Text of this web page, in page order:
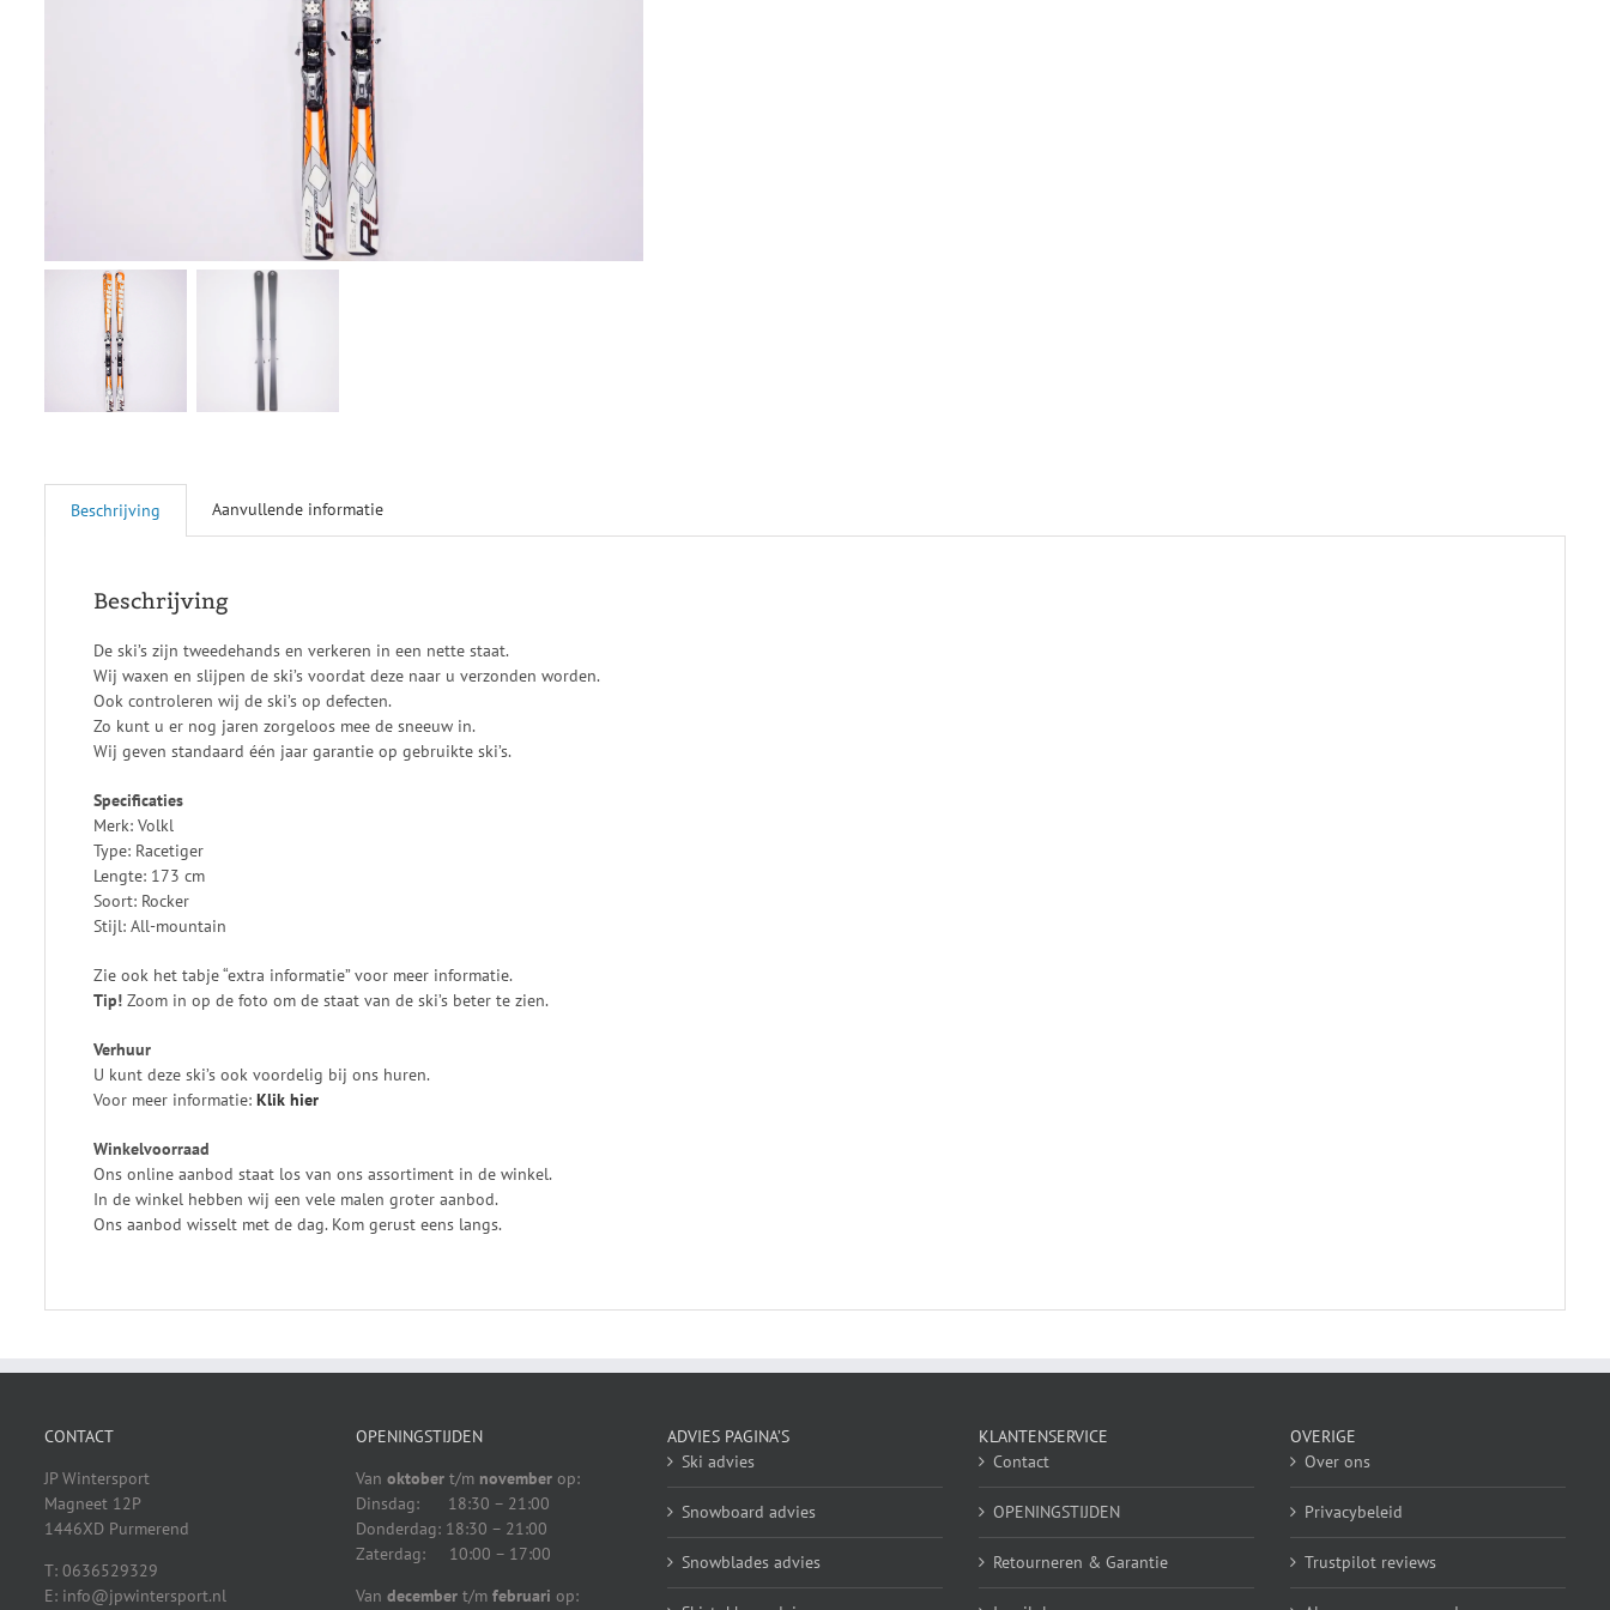
Beschrijving Aanvullende informatie
Beschrijving
De ski’s zijn tweedehands en verkeren in een nette staat.
Wij waxen en slijpen de ski’s voordat deze naar u verzonden worden.
Ook controleren wij de ski’s op defecten.
Zo kunt u er nog jaren zorgeloos mee de sneeuw in.
Wij geven standaard één jaar garantie op gebruikte ski’s.
Specificaties
Merk: Volkl
Type: Racetiger
Lengte: 173 cm
Soort: Rocker
Stijl: All-mountain
Zie ook het tabje “extra informatie” voor meer informatie.
Tip! Zoom in op de foto om de staat van de ski’s beter te zien.
Verhuur
U kunt deze ski’s ook voordelig bij ons huren.
Voor meer informatie: Klik hier
Winkelvoorraad
Ons online aanbod staat los van ons assortiment in de winkel.
In de winkel hebben wij een vele malen groter aanbod.
Ons aanbod wisselt met de dag. Kom gerust eens langs.
CONTACT
JP Wintersport
Magneet 12P
1446XD Purmerend
T: 0636529329
E: info@jpwintersport.nl
OPENINGSTIJDEN
Van oktober t/m november op:
Dinsdag: 18:30 – 21:00
Donderdag: 18:30 – 21:00
Zaterdag: 10:00 – 17:00
Van december t/m februari op:
ADVIES PAGINA’S
Ski advies
Snowboard advies
Snowblades advies
KLANTENSERVICE
Contact
OPENINGSTIJDEN
Retourneren & Garantie
OVERIGE
Over ons
Privacybeleid
Trustpilot reviews